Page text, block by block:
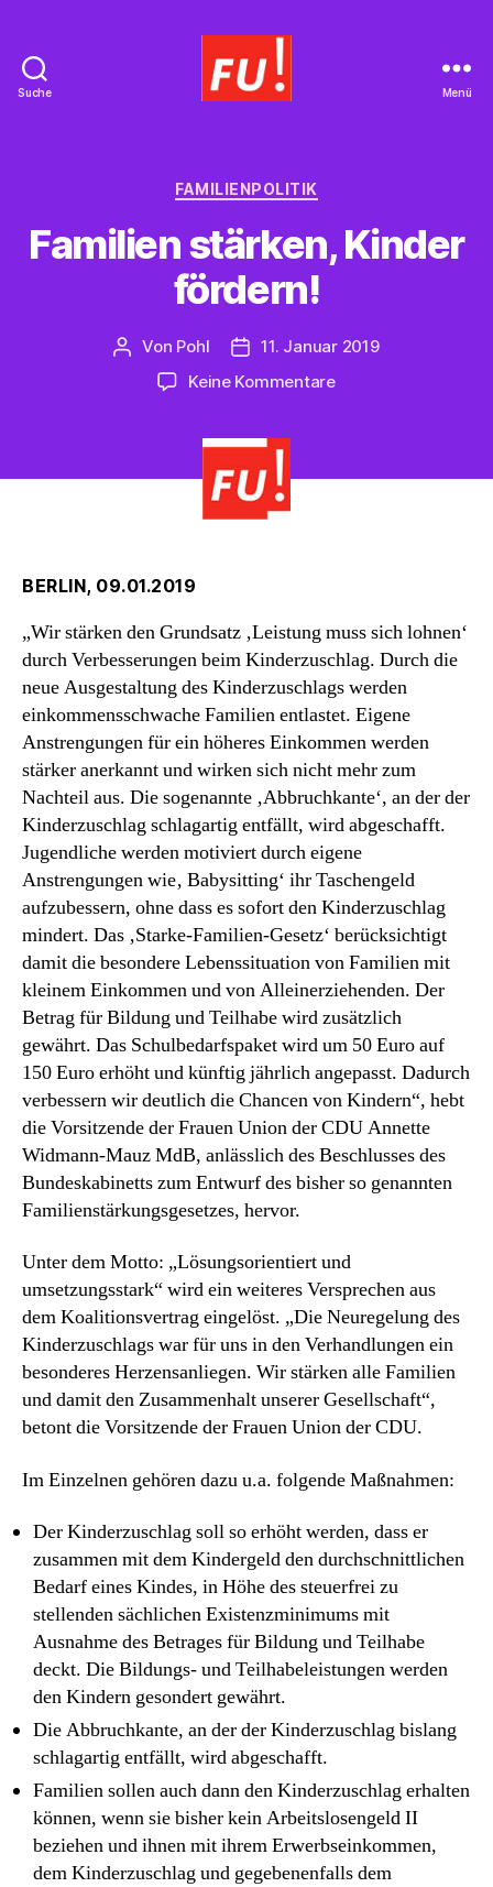
Suche Menü
Kategorien
FAMILIENPOLITIK
Familien stärken, Kinder
fördern!
Beitragsautor
Von Pohl Beitragsdatum
11. Januar 2019
Keine Kommentarezu
fördern!
BERLIN, 09.01.2019
„Wir stärken den Grundsatz ‚Leistung muss sich lohnen‘
durch Verbesserungen beim Kinderzuschlag. Durch die
neue Ausgestaltung des Kinderzuschlags werden
einkommensschwache Familien entlastet. Eigene
Anstrengungen für ein höheres Einkommen werden
stärker anerkannt und wirken sich nicht mehr zum
Nachteil aus. Die sogenannte ‚Abbruchkante‘, an der der
Kinderzuschlag schlagartig entfällt, wird abgeschafft.
Jugendliche werden motiviert durch eigene
Anstrengungen wie‚ Babysitting‘ ihr Taschengeld
aufzubessern, ohne dass es sofort den Kinderzuschlag
mindert. Das ‚Starke-Familien-Gesetz‘ berücksichtigt
damit die besondere Lebenssituation von Familien mit
kleinem Einkommen und von Alleinerziehenden. Der
Betrag für Bildung und Teilhabe wird zusätzlich
gewährt. Das Schulbedarfspaket wird um 50 Euro auf
150 Euro erhöht und künftig jährlich angepasst. Dadurch
verbessern wir deutlich die Chancen von Kindern“, hebt
die Vorsitzende der Frauen Union der CDU Annette
Widmann-Mauz MdB, anlässlich des Beschlusses des
Bundeskabinetts zum Entwurf des bisher so genannten
Familienstärkungsgesetzes, hervor.
Unter dem Motto: „Lösungsorientiert und
umsetzungsstark“ wird ein weiteres Versprechen aus
dem Koalitionsvertrag eingelöst. „Die Neuregelung des
Kinderzuschlags war für uns in den Verhandlungen ein
besonderes Herzensanliegen. Wir stärken alle Familien
und damit den Zusammenhalt unserer Gesellschaft“,
betont die Vorsitzende der Frauen Union der CDU.
Im Einzelnen gehören dazu u.a. folgende Maßnahmen:
Der Kinderzuschlag soll so erhöht werden, dass er
zusammen mit dem Kindergeld den durchschnittlichen
Bedarf eines Kindes, in Höhe des steuerfrei zu
stellenden sächlichen Existenzminimums mit
Ausnahme des Betrages für Bildung und Teilhabe
deckt. Die Bildungs- und Teilhabeleistungen werden
den Kindern gesondert gewährt.
Die Abbruchkante, an der der Kinderzuschlag bislang
schlagartig entfällt, wird abgeschafft.
Familien sollen auch dann den Kinderzuschlag erhalten
können, wenn sie bisher kein Arbeitslosengeld II
beziehen und ihnen mit ihrem Erwerbseinkommen,
dem Kinderzuschlag und gegebenenfalls dem